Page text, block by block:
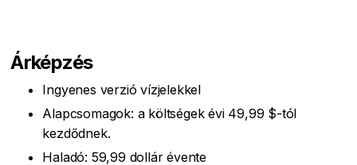
Árképzés
Ingyenes verzió vízjelekkel
Alapcsomagok: a költségek évi 49,99 $-tól
kezdődnek.
Haladó: 59,99 dollár évente